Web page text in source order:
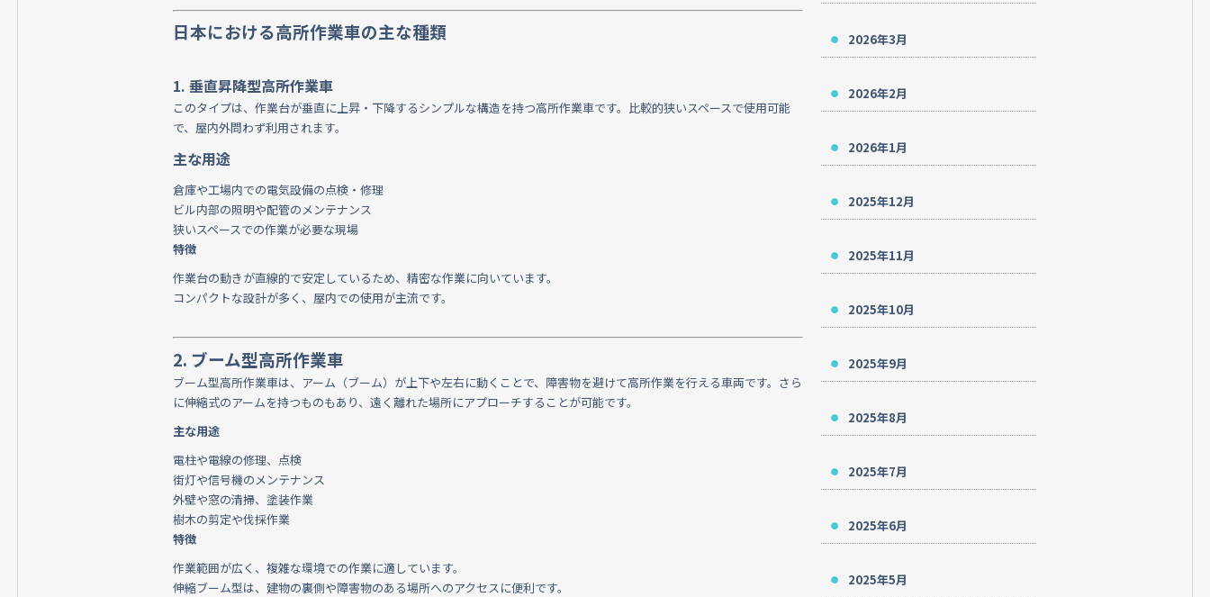
日本における高所作業車の主な種類
1. 垂直昇降型高所作業車
このタイプは、作業台が垂直に上昇・下降するシンプルな構造を持つ高所作業車です。比較的狭いスペースで使用可能
で、屋内外問わず利用されます。
主な用途
倉庫や工場内での電気設備の点検・修理
ビル内部の照明や配管のメンテナンス
狭いスペースでの作業が必要な現場
特徴
作業台の動きが直線的で安定しているため、精密な作業に向いています。
コンパクトな設計が多く、屋内での使用が主流です。
2. ブーム型高所作業車
ブーム型高所作業車は、アーム（ブーム）が上下や左右に動くことで、障害物を避けて高所作業を行える車両です。さら
に伸縮式のアームを持つものもあり、遠く離れた場所にアプローチすることが可能です。
主な用途
電柱や電線の修理、点検
街灯や信号機のメンテナンス
外壁や窓の清掃、塗装作業
樹木の剪定や伐採作業
特徴
作業範囲が広く、複雑な環境での作業に適しています。
伸縮ブーム型は、建物の裏側や障害物のある場所へのアクセスに便利です。
2026年3月
2026年2月
2026年1月
2025年12月
2025年11月
2025年10月
2025年9月
2025年8月
2025年7月
2025年6月
2025年5月